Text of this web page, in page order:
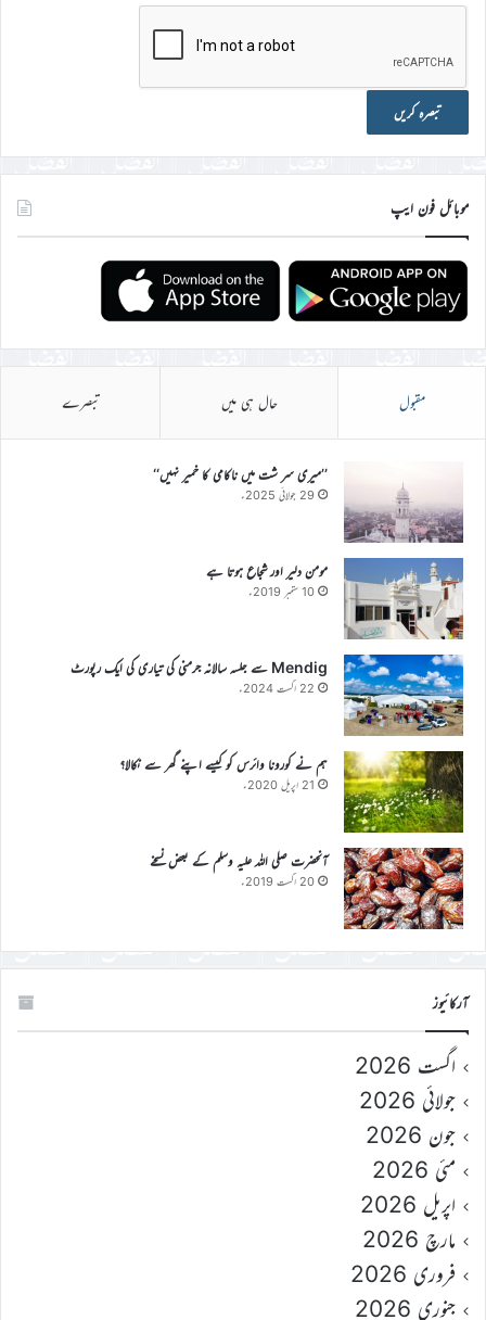
موبائل فون ایپ
مقبول حال ہی میں تبصرے
’’میری سر شت میں ناکامی کا خمیر نہیں‘‘
29 جولائی 2025ء
مومن دلیر اور شجاع ہوتا ہے
10 ستمبر 2019ء
Mendig سے جلسہ سالانہ جرمنی کی تیاری کی ایک رپورٹ
22 اگست 2024ء
ہم نے کورونا وائرس کو کیسے اپنے گھر سے نکالا؟
21 اپریل 2020ء
آنحضرت صلی اللہ علیہ وسلم کے بعض نسخے
20 اگست 2019ء
آرکائیوز
اگست 2026
جولائی 2026
جون 2026
مئی 2026
اپریل 2026
مارچ 2026
فروری 2026
جنوری 2026